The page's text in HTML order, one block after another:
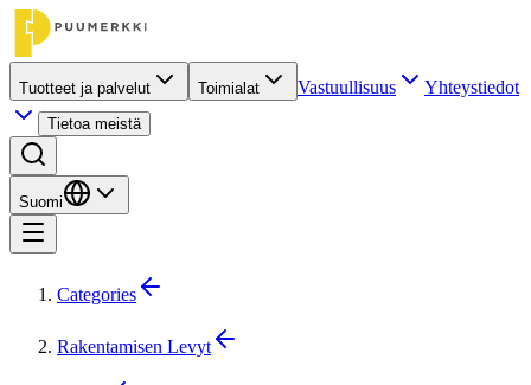
Tuotteet ja palvelut Toimialat Vastuullisuus Yhteystiedot
Tietoa meistä
Suomi
Categories
Rakentamisen Levyt